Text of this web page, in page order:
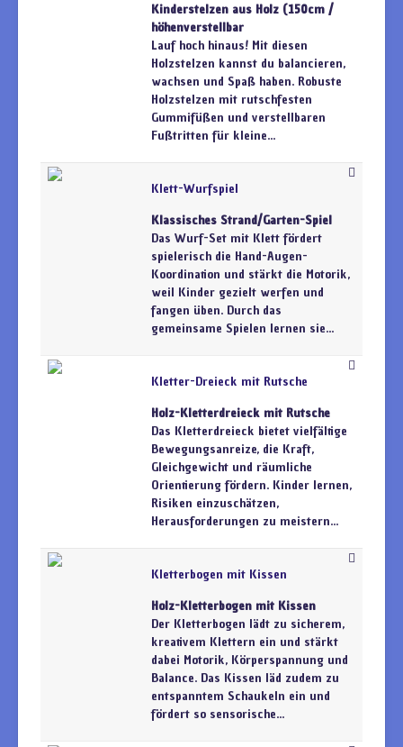
Kinderstelzen aus Holz (150cm /
höhenverstellbar
Lauf hoch hinaus! Mit diesen
Holzstelzen kannst du balancieren,
wachsen und Spaß haben. Robuste
Holzstelzen mit rutschfesten
Gummifüßen und verstellbaren
Fußtritten für kleine...
Klett-Wurfspiel
Klassisches Strand/Garten-Spiel
Das Wurf-Set mit Klett fördert
spielerisch die Hand-Augen-
Koordination und stärkt die Motorik,
weil Kinder gezielt werfen und
fangen üben. Durch das
gemeinsame Spielen lernen sie...
Kletter-Dreieck mit Rutsche
Holz-Kletterdreieck mit Rutsche
Das Kletterdreieck bietet vielfältige
Bewegungsanreize, die Kraft,
Gleichgewicht und räumliche
Orientierung fördern. Kinder lernen,
Risiken einzuschätzen,
Herausforderungen zu meistern...
Kletterbogen mit Kissen
Holz-Kletterbogen mit Kissen
Der Kletterbogen lädt zu sicherem,
kreativem Klettern ein und stärkt
dabei Motorik, Körperspannung und
Balance. Das Kissen läd zudem zu
entspanntem Schaukeln ein und
fördert so sensorische...